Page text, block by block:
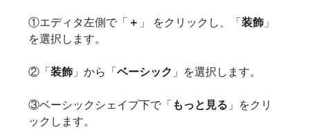
①エディタ左側で「 ＋ 」 をクリックし、「装飾」
を選択します。
②「装飾」から「ベーシック 」を選択します。
③ベーシックシェイプ下で「 もっと見る 」をクリ
ックします。